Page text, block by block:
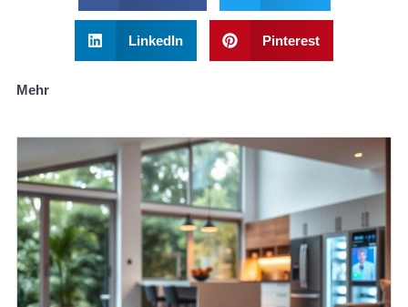
LinkedIn Pinterest
Mehr